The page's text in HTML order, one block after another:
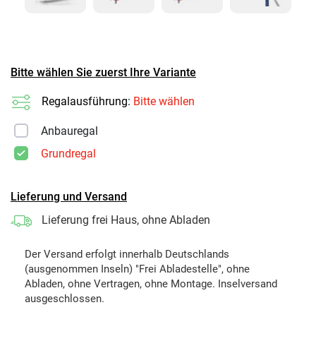
Bitte wählen Sie zuerst Ihre Variante
Regalausführung: Bitte wählen
Anbauregal
Grundregal
Lieferung und Versand
Lieferung frei Haus, ohne Abladen
Der Versand erfolgt innerhalb Deutschlands
(ausgenommen Inseln) "Frei Abladestelle", ohne
Abladen, ohne Vertragen, ohne Montage. Inselversand
ausgeschlossen.